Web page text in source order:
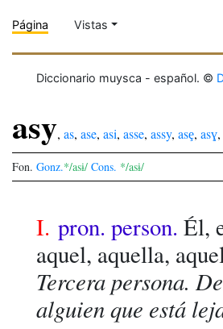
Página Vistas
Diccionario muysca - español. ©
asy, as, ase, asi, asse, assy, asȩ, asɣ,
Fon. Gonz.*/asɨ/ Cons. */asɨ/
I. pron. person. Él,
aquel, aquella,
Tercera persona.
alguien que está